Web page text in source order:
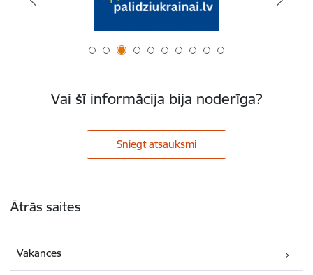
Vai šī informācija bija noderīga?
Sniegt atsauksmi
Ātrās saites
Vakances